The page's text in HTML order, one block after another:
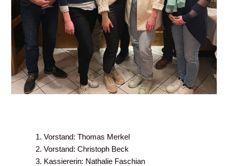
Vorstand: Thomas Merkel
Vorstand: Christoph Beck
Kassiererin: Nathalie Faschian